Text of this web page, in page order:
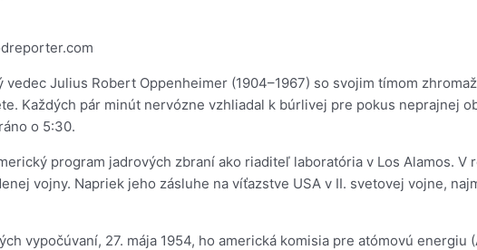
vedec Julius Robert Oppenheimer (1904–1967) so svojim tímom
Každých pár minút nervózne vzhliadal k búrlivej pre pokus neprajnej
o 5:30.
program jadrových zbraní ako riaditeľ laboratória v Los Alamos.
vojny. Napriek jeho zásluhe na víťazstve USA v II. svetovej vojne,
vypočúvaní, 27. mája 1954, ho americká komisia pre atómovú